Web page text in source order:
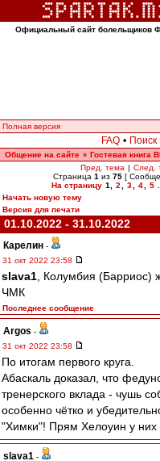
Официальный сайт болельщиков
Полная версия
FAQ • Поиск
Общение на сайте » Гостевая книга
Пред. тема | След.
Страница 1 из 75 [
На страницу 1 2 3 4 5
Начать новую тему
Версия для печати
01.10.2022 - 31.10.2022
Карелин -
31 окт 2022 23:58
slava1 , Колумбия (Барриос)
ЧМК
Последнее сообщение
Argos -
31 окт 2022 23:58
По итогам первого круга.
Абаскаль доказал, что
тренерского вклада - чушь
особенно чётко и
"Химки"! Прям Хелоуин у них
slava1 -